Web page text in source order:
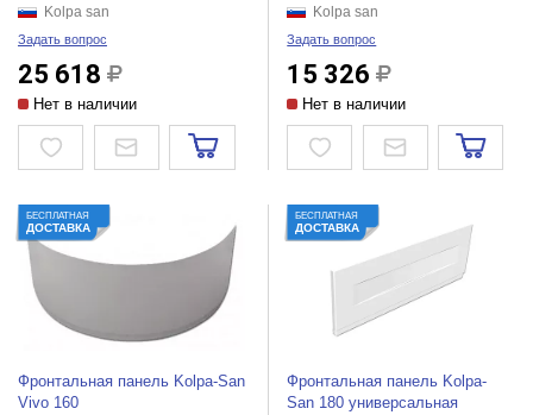
Kolpa san
Задать вопрос
25 618
Нет в наличии
Kolpa san
Задать вопрос
15 326
Нет в наличии
БЕСПЛАТНАЯ
ДОСТАВКА
Фронтальная панель Kolpa-San
Vivo 160
БЕСПЛАТНАЯ
ДОСТАВКА
Фронтальная панель Kolpa-
San 180 универсальная